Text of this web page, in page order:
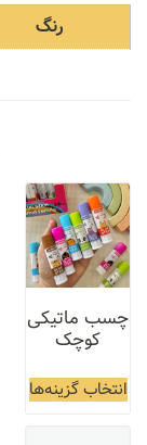
رنگ
چسب ماتیکی
کوچک
انتخاب گزینه‌ها